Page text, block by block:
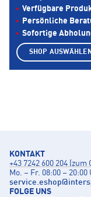
Verfügbare
Persönliche
Sofortige
KONTAKT
+43 7242 600 204
Mo. – Fr. 08:00 – 20:00
service.eshop@
FOLGE UNS